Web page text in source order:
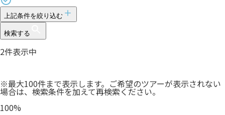
上記条件を絞り込む
検索する
2件表示中
※最大100件まで表示します。ご希望のツアーが表示されない
場合は、検索条件を加えて再検索ください。
100%